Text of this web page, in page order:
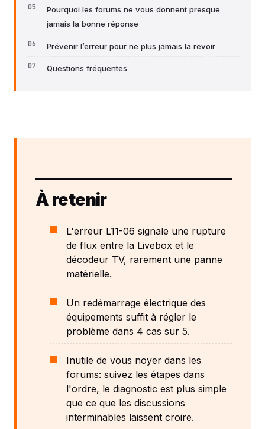
Pourquoi les forums ne vous donnent presque
jamais la bonne réponse
Prévenir l’erreur pour ne plus jamais la revoir
Questions fréquentes
À retenir
L'erreur L11-06 signale une rupture
de flux entre la Livebox et le
décodeur TV, rarement une panne
matérielle.
Un redémarrage électrique des
équipements suffit à régler le
problème dans 4 cas sur 5.
Inutile de vous noyer dans les
forums: suivez les étapes dans
l'ordre, le diagnostic est plus simple
que ce que les discussions
interminables laissent croire.